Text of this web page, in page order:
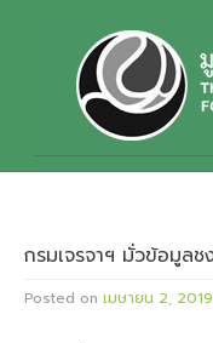
กรมเจรจาฯ มั่วข้อมูลช
Posted on เมษายน 2, 2019